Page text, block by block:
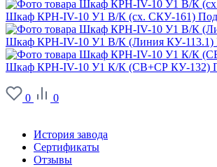
Шкаф КРН-IV-10 У1 В/К (сх. СКУ-161)
Шкаф КРН-IV-10 У1 В/К (Линия КУ-113.1)
Шкаф КРН-IV-10 У1 К/К (СВ+СР КУ-132)
0
0
История завода
Сертификаты
Отзывы